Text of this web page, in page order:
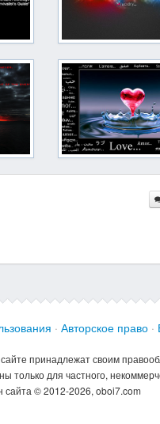
· Авторское право ·
принадлежат своим
только для частного,
сайта © 2012-2026, oboi7.com